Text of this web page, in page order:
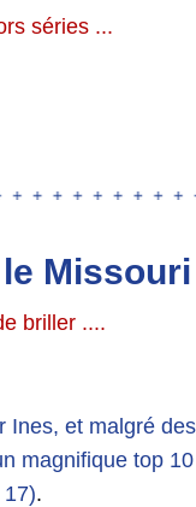
séries ...
briller ....
Ines, et malgré des
magnifique top
.